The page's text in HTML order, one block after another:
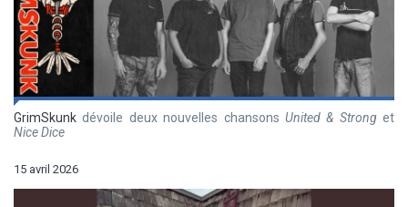
GrimSkunk dévoile deux nouvelles chansons United & Stronget
Nice Dice
15 avril 2026